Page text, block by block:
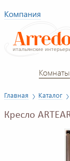
Компания
Комнаты
Главная Каталог
Кресло